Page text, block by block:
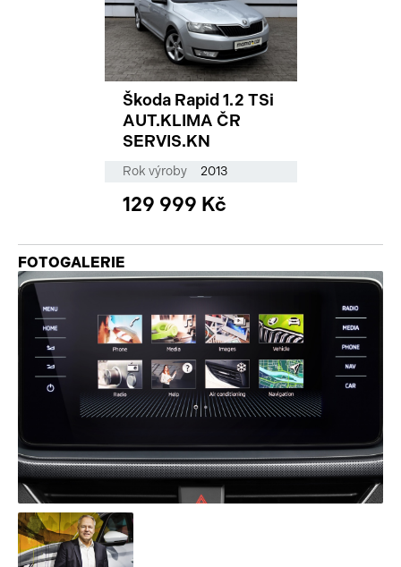
Škoda Rapid 1.2 TSi
AUT.KLIMA ČR
SERVIS.KN
Rok výroby 2013
129 999 Kč
FOTOGALERIE